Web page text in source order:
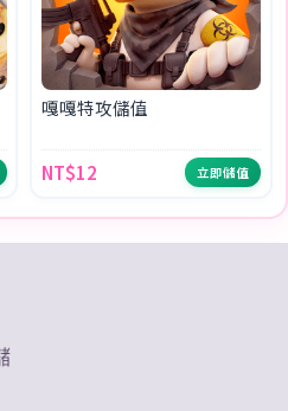
嘎嘎特攻儲值
NT$12 立即儲值